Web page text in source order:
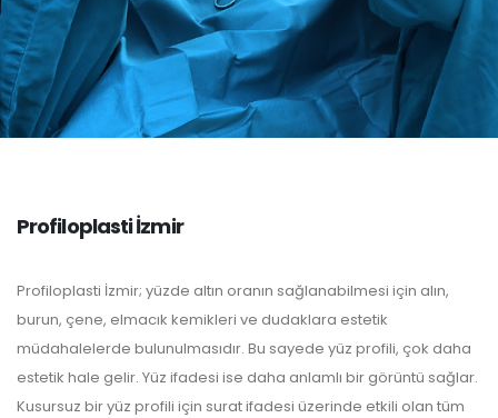
Profiloplasti İzmir
Profiloplasti İzmir; yüzde altın oranın sağlanabilmesi için alın,
burun, çene, elmacık kemikleri ve dudaklara estetik
müdahalelerde bulunulmasıdır. Bu sayede yüz profili, çok daha
estetik hale gelir. Yüz ifadesi ise daha anlamlı bir görüntü sağlar.
Kusursuz bir yüz profili için surat ifadesi üzerinde etkili olan tüm